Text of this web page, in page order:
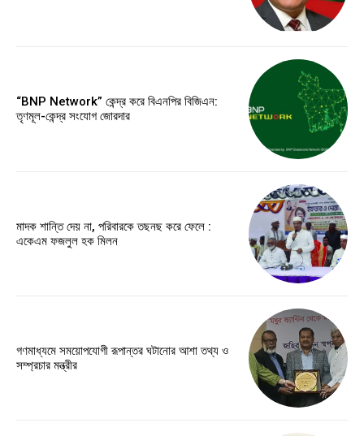
“BNP Network” কেন্দ্র করে বিএনপির বিজিএন:
তৃণমূল-কেন্দ্র সংযোগ জোরদার
মাদক শান্তি দেয় না, পরিবারকে তছনছ করে ফেলে :
একেএম ফজলুল হক মিলন
গণমাধ্যমে সময়োপযোগী রূপান্তর ঘটানোর আশা তথ্য ও
সম্প্রচার মন্ত্রীর